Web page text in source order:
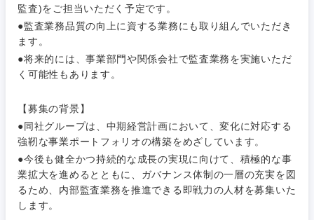
監査)をご担当いただく予定です。
●監査業務品質の向上に資する業務にも取り組んでいただき
ます。
●将来的には、事業部門や関係会社で監査業務を実施いただ
く可能性もあります。
【募集の背景】
●同社グループは、中期経営計画において、変化に対応する
強靭な事業ポートフォリオの構築をめざしています。
●今後も健全かつ持続的な成長の実現に向けて、積極的な事
業拡大を進めるとともに、ガバナンス体制の一層の充実を図
るため、内部監査業務を推進できる即戦力の人材を募集いた
します。
ご希望の職種を選択してください
経営企
画・事業
企画
経営ボー
ド
管理
画
事業企画・事業開発
ご希望の職種を選択してください
経営企画・事業企画
経営ボード
管理
SCM
ご希望の業界を選択してください
商社・卸
エネルギー・資源・環境
自動車・機械・船舶
ご希望の勤務地を選択してください
北海道・東北地方
北海道 青森県
秋田県 岩手県
ご希望条件を入力ください
推奨年齢
20代 30代